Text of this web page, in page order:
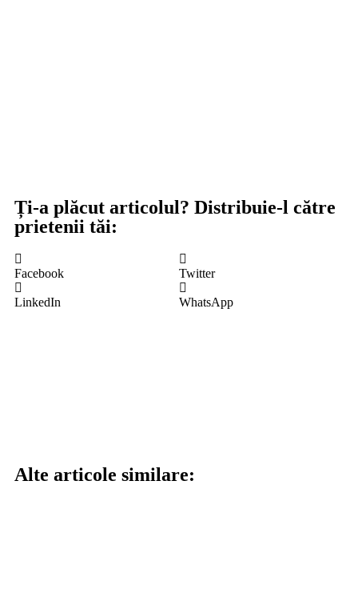
Ți-a plăcut articolul? Distribuie-l către
prietenii tăi:
Facebook Twitter
LinkedIn WhatsApp
Alte articole similare: